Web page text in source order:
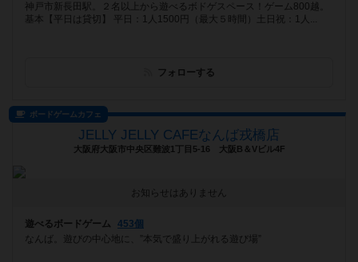
神戸市新長田駅。２名以上から遊べるボドゲスペース！ゲーム800越。
基本【平日は貸切】 平日：1人1500円（最大５時間）土日祝：1人...
フォローする
ボードゲームカフェ
JELLY JELLY CAFEなんば戎橋店
大阪府大阪市中央区難波1丁目5-16 大阪B＆Vビル4F
お知らせはありません
遊べるボードゲーム
453個
なんば。遊びの中心地に、”本気で盛り上がれる遊び場”